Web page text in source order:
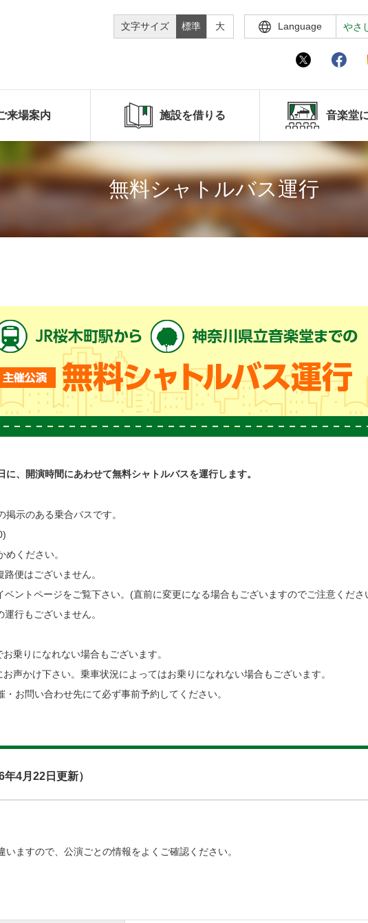
文字サイズ 標準 大 Language やさ
来場案内 施設を借りる 音楽堂
無料シャトルバス運行
、開演時間にあわせて無料シャトルバスを運行します。
示のある乗合バスです。
ください。
便はございません。
ントページをご覧下さい。(直前に変更になる場合もございますのでご注意くださ
行もございません。
乗りになれない場合もございます。
声かけ下さい。乗車状況によってはお乗りになれない場合もございます。
お問い合わせ先にて必ず事前予約してください。
年4月22日更新）
ますので、公演ごとの情報をよくご確認ください。